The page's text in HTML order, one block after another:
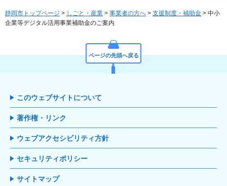
静岡市トップページ > しごと・産業 > 事業者の方へ > 支援制度・補助金 > 中小
企業等デジタル活用事業補助金のご案内
ページの先頭へ戻る
このウェブサイトについて
著作権・リンク
ウェブアクセシビリティ方針
セキュリティポリシー
サイトマップ